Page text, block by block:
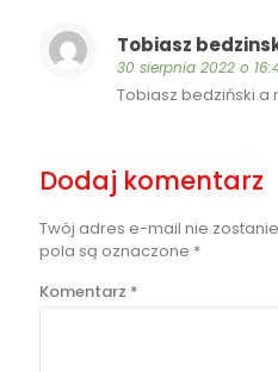
Tobiasz
30 sierpnia 2022 o
Tobiasz bedziński a
Dodaj komentarz
Twój adres e-mail nie
pola są oznaczone *
Komentarz *